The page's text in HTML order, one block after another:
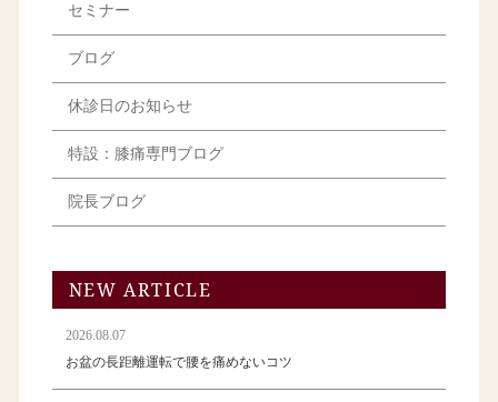
セミナー
ブログ
休診日のお知らせ
特設：膝痛専門ブログ
院長ブログ
NEW ARTICLE
2026.08.07
お盆の長距離運転で腰を痛めないコツ